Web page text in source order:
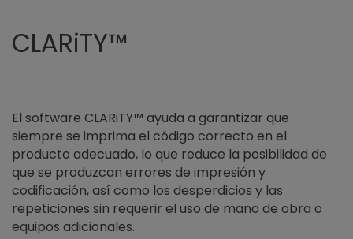
CLARiTY™
El software CLARiTY™ ayuda a garantizar que
siempre se imprima el código correcto en el
producto adecuado, lo que reduce la posibilidad de
que se produzcan errores de impresión y
codificación, así como los desperdicios y las
repeticiones sin requerir el uso de mano de obra o
equipos adicionales.